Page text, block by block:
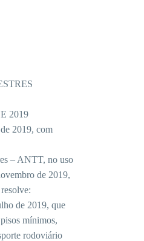
2019
2019, com
– ANTT, no uso
de 2019,
de 2019, que
mínimos,
rodoviário